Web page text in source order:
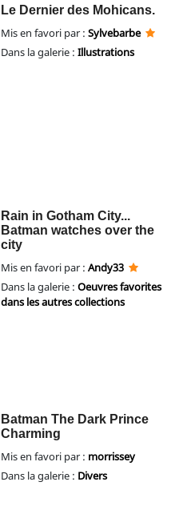
Le Dernier des Mohicans.
Mis en favori par : Sylvebarbe
Dans la galerie : Illustrations
Rain in Gotham City...
Batman watches over the
city
Mis en favori par : Andy33
Dans la galerie : Oeuvres favorites
dans les autres collections
Batman The Dark Prince
Charming
Mis en favori par : morrissey
Dans la galerie : Divers